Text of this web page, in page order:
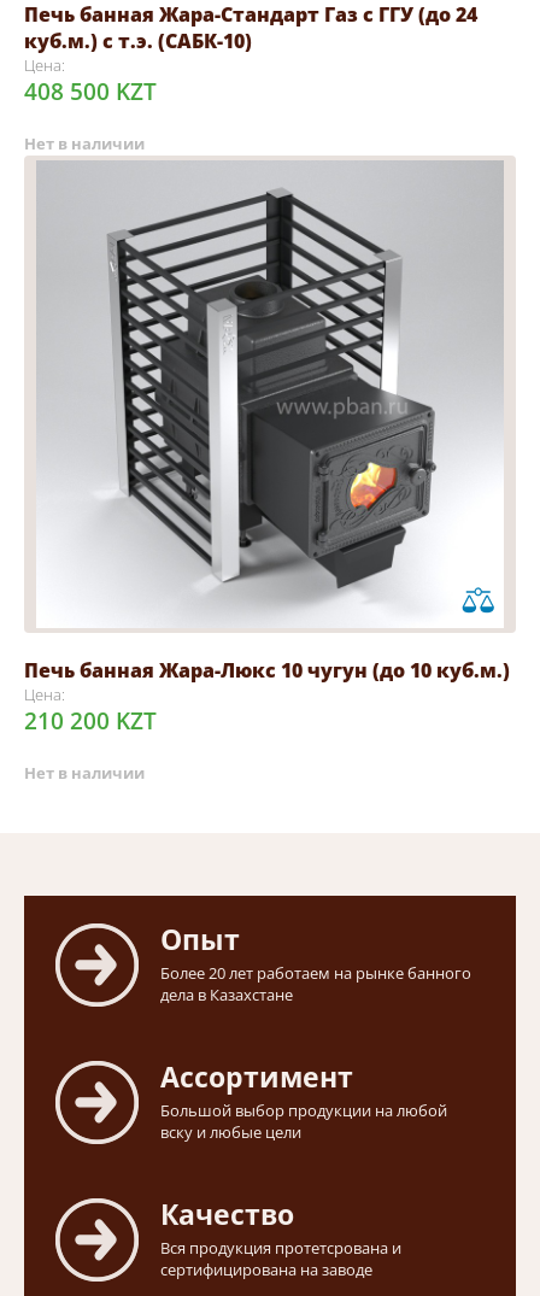
Печь банная Жара-Стандарт Газ с ГГУ (до 24
куб.м.) с т.э. (САБК-10)
Цена:
408 500 KZT
Нет в наличии
Печь банная Жара-Люкс 10 чугун (до 10 куб.м.)
Цена:
210 200 KZT
Нет в наличии
Опыт
Более 20 лет работаем на рынке банного
дела в Казахстане
Ассортимент
Большой выбор продукции на любой
вску и любые цели
Качество
Вся продукция протетсрована и
сертифицирована на заводе